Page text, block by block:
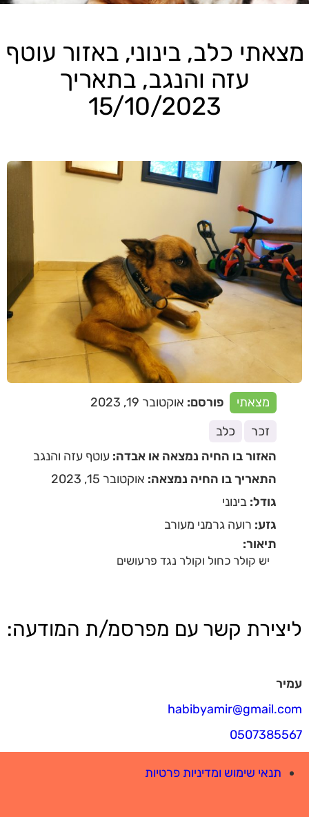
מצאתי כלב, בינוני, באזור עוטף
עזה והנגב, בתאריך
15/10/2023
מצאתי פורסם: אוקטובר 19, 2023
זכר
כלב
האזור בו החיה נמצאה או אבדה:עוטף עזה והנגב
התאריך בו החיה נמצאה: אוקטובר 15, 2023
גודל:בינוני
גזע: רועה גרמני מעורב
תיאור:
יש קולר כחול וקולר נגד פרעושים
ליצירת קשר עם מפרסמ/ת המודעה:
עמיר
habibyamir@gmail.com
0507385567
תנאי שימוש ומדיניות פרטיות